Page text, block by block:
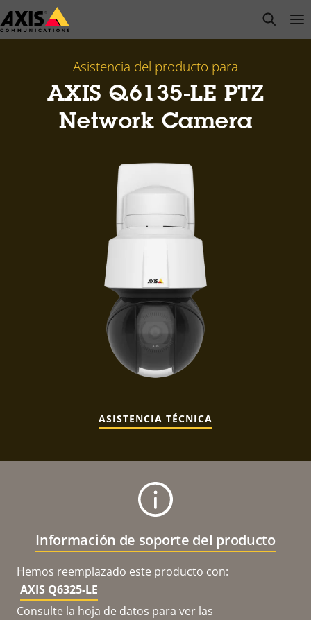
Saltar
al
open
Asistencia del producto para
AXIS Q6135-LE PTZ
Network Camera
ASISTENCIA TÉCNICA
Información de soporte del producto
Hemos reemplazado este producto con:
AXIS Q6325-LE
Consulte la hoja de datos para ver las